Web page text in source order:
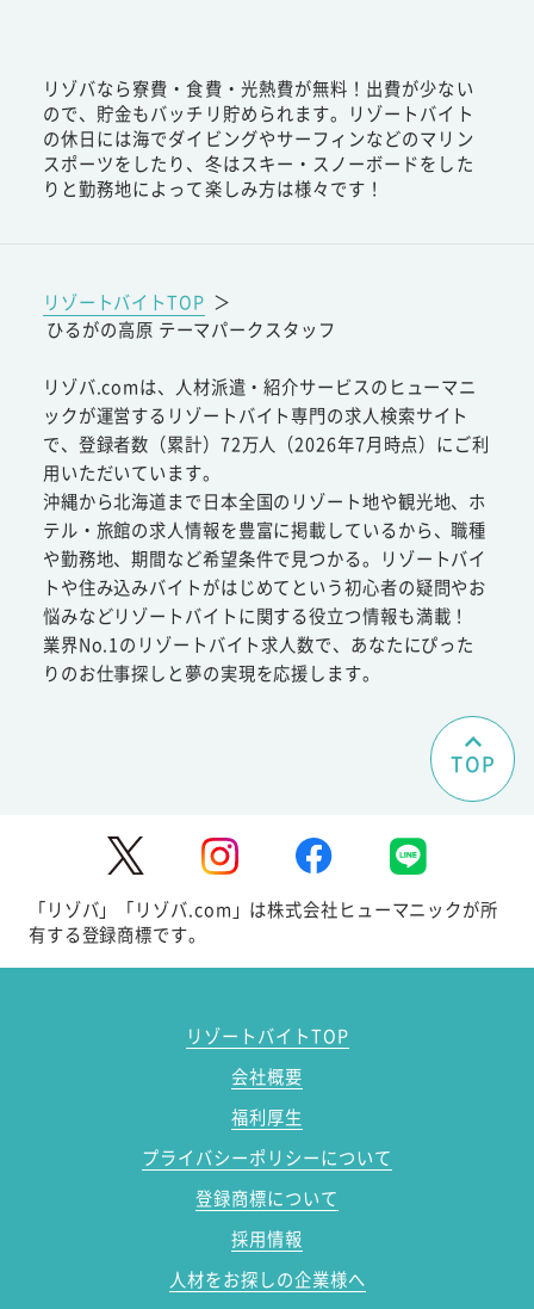
リゾバなら寮費・食費・光熱費が無料！出費が少ない
ので、貯金もバッチリ貯められます。リゾートバイト
の休日には海でダイビングやサーフィンなどのマリン
スポーツをしたり、冬はスキー・スノーボードをした
りと勤務地によって楽しみ方は様々です！
リゾートバイトTOP ＞
ひるがの高原 テーマパークスタッフ
リゾバ.comは、人材派遣・紹介サービスのヒューマニ
ックが運営するリゾートバイト専門の求人検索サイト
で、登録者数（累計）72万人（2026年7月時点）にご利
用いただいています。
沖縄から北海道まで日本全国のリゾート地や観光地、ホ
テル・旅館の求人情報を豊富に掲載しているから、職種
や勤務地、期間など希望条件で見つかる。リゾートバイ
トや住み込みバイトがはじめてという初心者の疑問やお
悩みなどリゾートバイトに関する役立つ情報も満載！
業界No.1のリゾートバイト求人数で、あなたにぴった
りのお仕事探しと夢の実現を応援します。
TOP
「リゾバ」「リゾバ.com」は株式会社ヒューマニックが所
有する登録商標です。
リゾートバイトTOP
会社概要
福利厚生
プライバシーポリシーについて
登録商標について
採用情報
人材をお探しの企業様へ